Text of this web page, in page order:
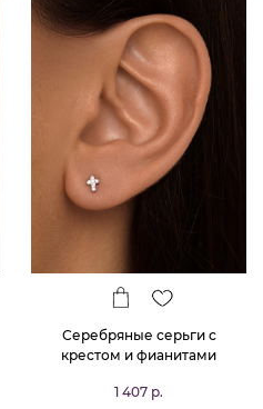
Серебряные серьги с
крестом и фианитами
1 407 р.